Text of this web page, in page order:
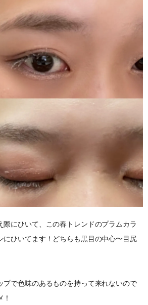
際にひいて、この春トレンドのプラムカラ
にひいてます！どちらも黒目の中心〜目尻
プで色味のあるものを持って来れないので